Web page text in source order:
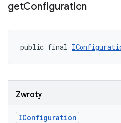
getConfiguration
public final
Zwroty
IConfiguration